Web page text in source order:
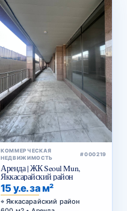
КОММЕРЧЕСКАЯ
НЕДВИЖИМОСТЬ
#000219
Аренда | ЖК Seoul Mun,
Яккасарайский район
15 у.е. за м²
Яккасарайский район